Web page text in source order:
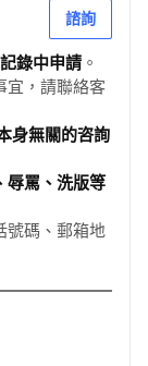
諮詢
錄中申請 。
宜，請聯絡客
身無關的咨詢
辱罵、洗版等
號碼、郵箱地